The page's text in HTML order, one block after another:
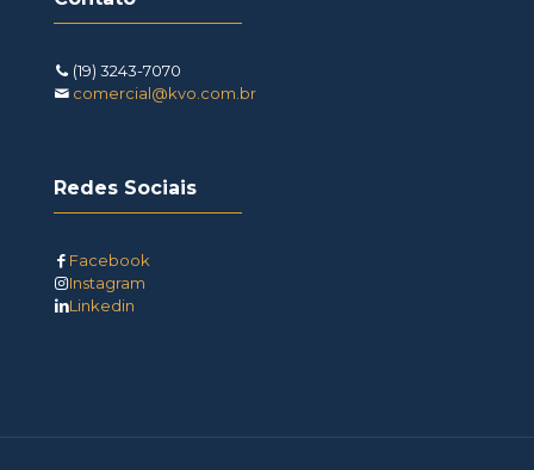
(19) 3243-7070
comercial@kvo.com.br
Redes Sociais
Facebook
Instagram
Linkedin